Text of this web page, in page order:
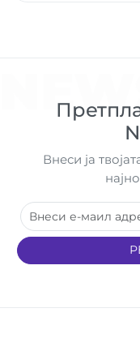
Внеси ја